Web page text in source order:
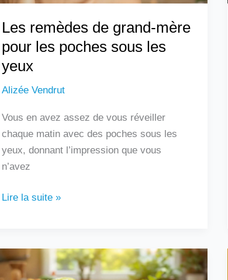
Les remèdes de grand-mère
pour les poches sous les
yeux
Alizée Vendrut
Vous en avez assez de vous réveiller
chaque matin avec des poches sous les
yeux, donnant l’impression que vous
n’avez
yeux
Lire la suite »
Les
remèdes